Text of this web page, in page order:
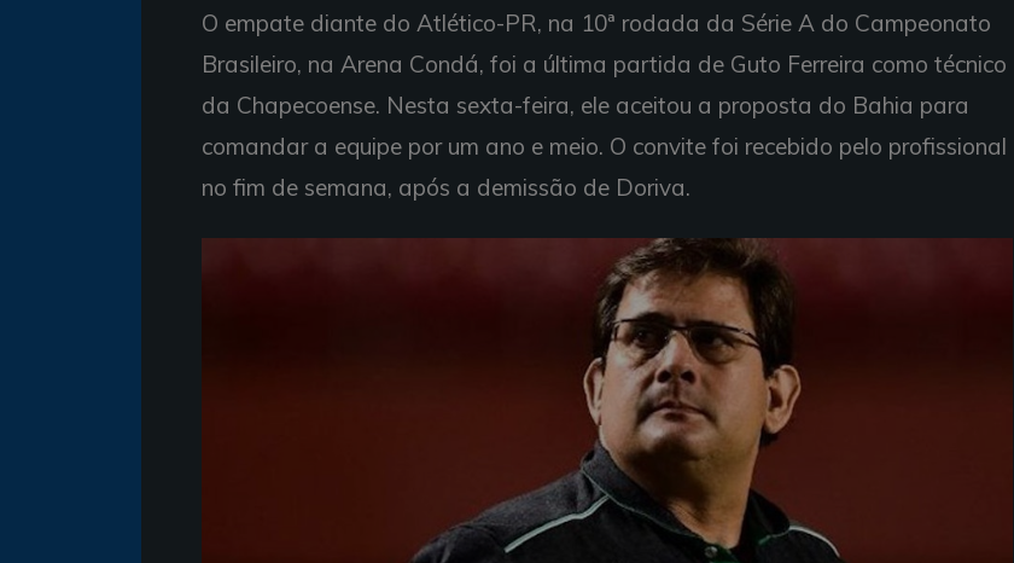
O empate diante do Atlético-PR, na 10ª rodada da Série A do Campeonato
Brasileiro, na Arena Condá, foi a última partida de Guto Ferreira como técnico
da Chapecoense. Nesta sexta-feira, ele aceitou a proposta do Bahia para
comandar a equipe por um ano e meio. O convite foi recebido pelo profissional
no fim de semana, após a demissão de Doriva.